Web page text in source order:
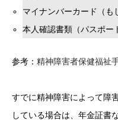
マイナンバーカード（も
本人確認書類（パスポー
参考： 精神障害者保健福祉
すでに精神障害によって障
している場合は、年金証書